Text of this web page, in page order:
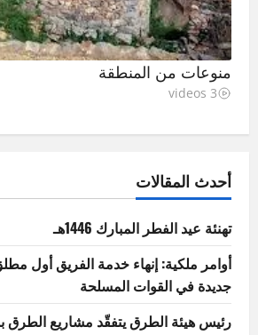
منوعات من المنطقة
3 videos
أحدث المقالات
تهنئة عيد الفطر المبارك 1446هـ
أوامر ملكية: إنهاء خدمة الفريق أول
جديدة في القوات المسلحة
رئيس هيئة الطرق يتفقّد مشاريع الطرق